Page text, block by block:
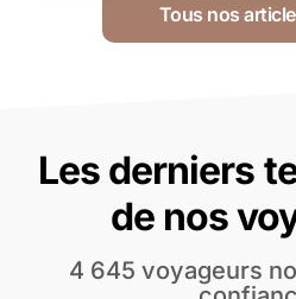
Tous nos
Les derniers
de nos
4 645 voyageurs